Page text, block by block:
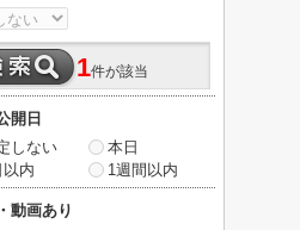
1件が該当
開日
しない
本日
以内
1週間以内
動画あり